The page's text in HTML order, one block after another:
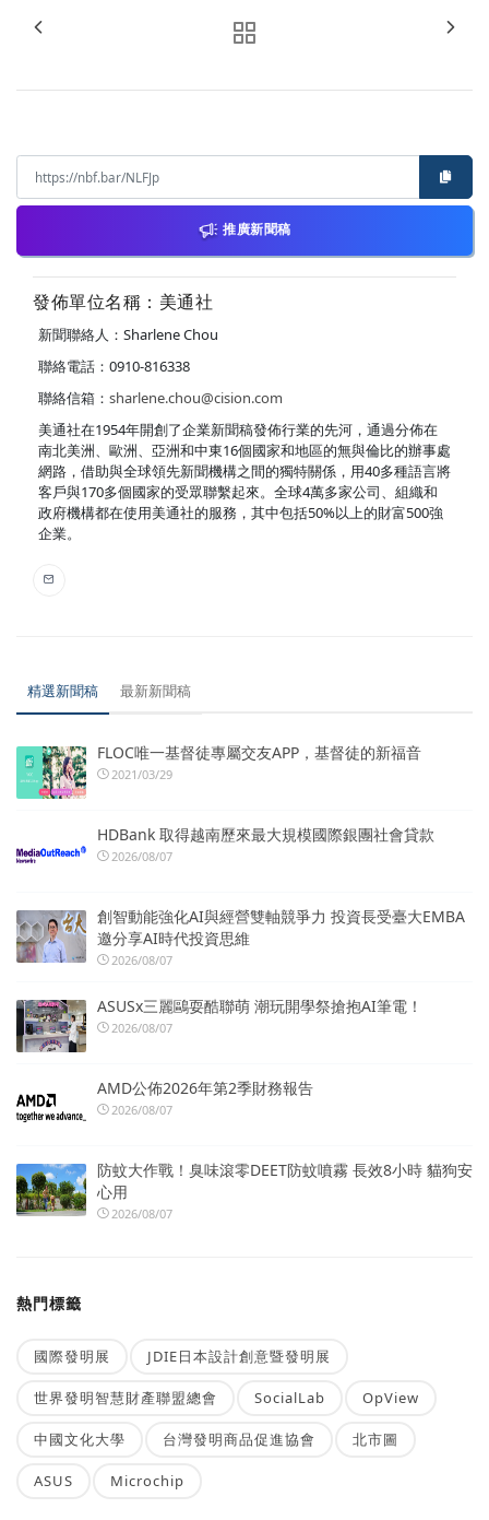
推廣新聞稿
發佈單位名稱：美通社
新聞聯絡人：Sharlene Chou
聯絡電話：0910-816338
聯絡信箱： sharlene.chou@cision.com
美通社在1954年開創了企業新聞稿發佈行業的先河，通過分佈在
南北美洲、歐洲、亞洲和中東16個國家和地區的無與倫比的辦事處
網路，借助與全球領先新聞機構之間的獨特關係，用40多種語言將
客戶與170多個國家的受眾聯繫起來。全球4萬多家公司、組織和
政府機構都在使用美通社的服務，其中包括50%以上的財富500強
企業。
精選新聞稿 最新新聞稿
FLOC唯一基督徒專屬交友APP，基督徒的新福音
2021/03/29
HDBank 取得越南歷來最大規模國際銀團社會貸款
2026/08/07
創智動能強化AI與經營雙軸競爭力 投資長受臺大EMBA
邀分享AI時代投資思維
2026/08/07
ASUSx三麗鷗耍酷聯萌 潮玩開學祭搶抱AI筆電！
2026/08/07
AMD公佈2026年第2季財務報告
2026/08/07
防蚊大作戰！臭味滾零DEET防蚊噴霧 長效8小時 貓狗安
心用
2026/08/07
熱門標籤
國際發明展 JDIE日本設計創意暨發明展
世界發明智慧財產聯盟總會 SocialLab OpView
中國文化大學 台灣發明商品促進協會 北市圖
ASUS Microchip